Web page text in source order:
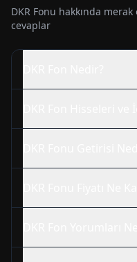
DKR Fonu hakkında
cevaplar